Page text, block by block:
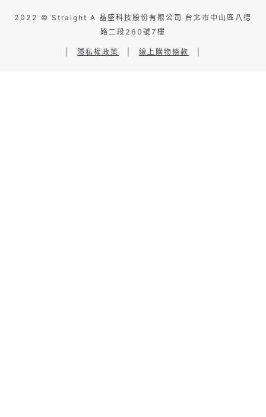
2022 © Straight A 晶盛科技股份有限公司 台北市中山區八德
路二段260號7樓
隱私權政策 線上購物條款